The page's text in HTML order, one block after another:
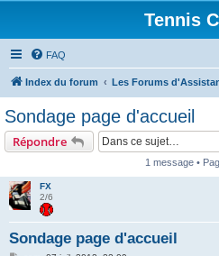
Tennis
FAQ
Index du forum Les Forums
Sondage page d'accueil
Répondre
1 message •
FX
2/6
Sondage page d'accueil